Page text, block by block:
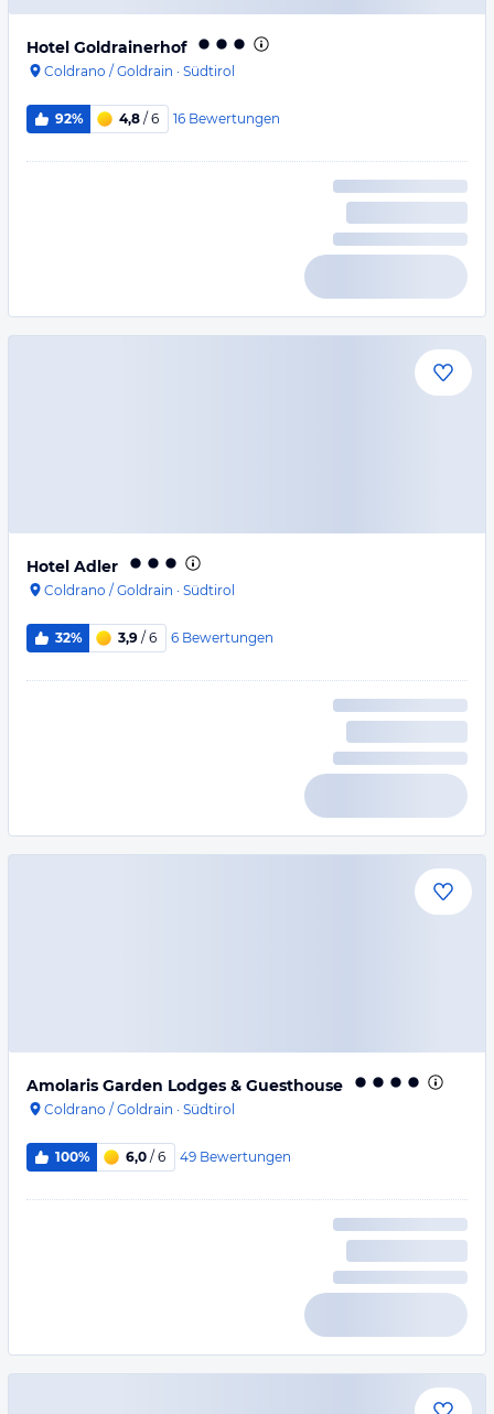
Hotel Goldrainerhof
Coldrano / Goldrain · Südtirol
92% 4,8 / 6 16 Bewertungen
Hotel Adler
Coldrano / Goldrain · Südtirol
32% 3,9 / 6 6 Bewertungen
Amolaris Garden Lodges & Guesthouse
Coldrano / Goldrain · Südtirol
100% 6,0 / 6 49 Bewertungen